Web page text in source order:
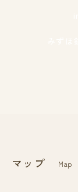
みず
マップ Map